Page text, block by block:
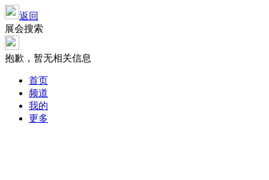
返回
展会搜索
抱歉，暂无相关信息
首页
频道
我的
更多